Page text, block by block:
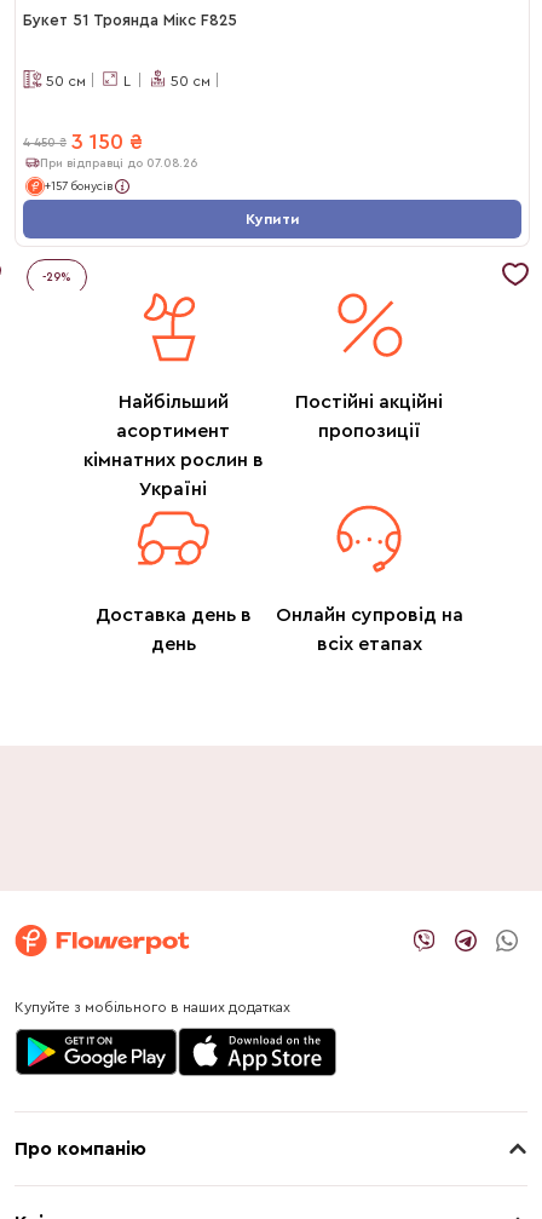
Букет 51 Троянда Мікс F825
50 см L 50 см
4 450 ₴ 3 150 ₴
При відправці до 07.08.26
+157 бонусів
Купити
-29%
Найбільший
асортимент
кімнатних рослин в
Україні
Постійні акційні
пропозиції
Доставка день в
день
Онлайн супровід на
всіх етапах
Купуйте з мобільного в наших додатках
Про компанію